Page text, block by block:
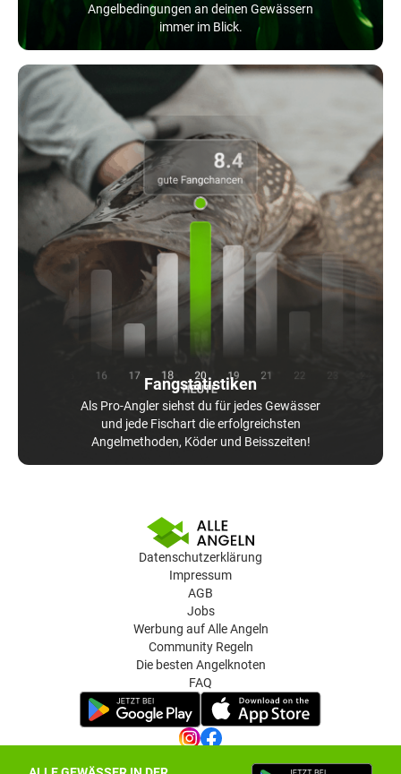
Angelbedingungen an deinen Gewässern
immer im Blick.
Fangstatistiken
Als Pro-Angler siehst du für jedes Gewässer
und jede Fischart die erfolgreichsten
Angelmethoden, Köder und Beisszeiten!
Datenschutzerklärung
Impressum
AGB
Jobs
Werbung auf Alle Angeln
Community Regeln
Die besten Angelknoten
FAQ